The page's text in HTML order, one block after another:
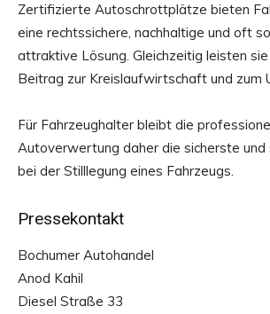
Zertifizierte Autoschrottplätze bieten
eine rechtssichere, nachhaltige und oft
attraktive Lösung. Gleichzeitig leisten
Beitrag zur Kreislaufwirtschaft und zum
Für Fahrzeughalter bleibt die
Autoverwertung daher die sicherste und
bei der Stilllegung eines Fahrzeugs.
Pressekontakt
Bochumer Autohandel
Anod Kahil
Diesel Straße 33